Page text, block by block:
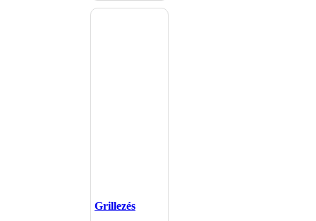
Grillezés